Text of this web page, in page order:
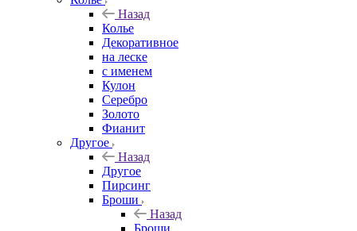
Назад
Колье
Декоративное
на леске
с именем
Кулон
Серебро
Золото
Фианит
Другое
Назад
Другое
Пирсинг
Броши
Назад
Броши